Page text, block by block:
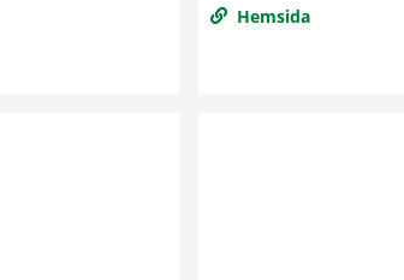
Hemsida